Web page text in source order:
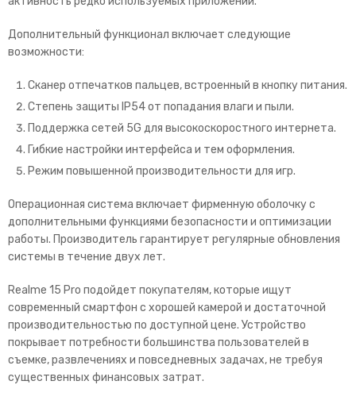
Дополнительный функционал включает следующие
возможности:
Сканер отпечатков пальцев, встроенный в кнопку питания.
Степень защиты IP54 от попадания влаги и пыли.
Поддержка сетей 5G для высокоскоростного интернета.
Гибкие настройки интерфейса и тем оформления.
Режим повышенной производительности для игр.
Операционная система включает фирменную оболочку с
дополнительными функциями безопасности и оптимизации
работы. Производитель гарантирует регулярные обновления
системы в течение двух лет.
Realme 15 Pro подойдет покупателям, которые ищут
современный смартфон с хорошей камерой и достаточной
производительностью по доступной цене. Устройство
покрывает потребности большинства пользователей в
съемке, развлечениях и повседневных задачах, не требуя
существенных финансовых затрат.